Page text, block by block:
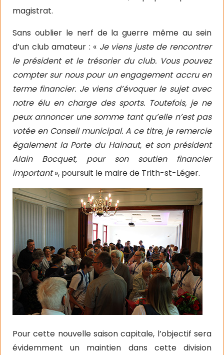
magistrat.
Sans oublier le nerf de la guerre même au sein
d’un club amateur : « Je viens juste de rencontrer
le président et le trésorier du club. Vous pouvez
compter sur nous pour un engagement accru en
terme financier. Je viens d’évoquer le sujet avec
notre élu en charge des sports. Toutefois, je ne
peux annoncer une somme tant qu’elle n’est pas
votée en Conseil municipal. A ce titre, je remercie
également la Porte du Hainaut, et son président
Alain Bocquet, pour son soutien financier
important», poursuit le maire de Trith-st-Léger.
Pour cette nouvelle saison capitale, l’objectif sera
évidemment un maintien dans cette division